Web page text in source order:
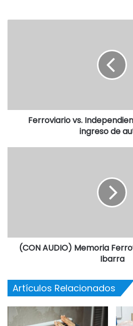
El evento contó con el auspicio de
el Instituto Leonés de Cultura.
FUENTE Y FOTO: CRÓNICAS DE
Ferroviario vs.
ingreso de
(CON AUDIO) Memoria
Ibarra
Artículos Relacionados